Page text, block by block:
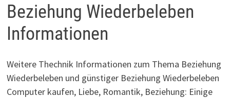
Beziehung Wiederbeleben
Informationen
Weitere Thechnik Informationen zum Thema Beziehung
Wiederbeleben und günstiger Beziehung Wiederbeleben
Computer kaufen, Liebe, Romantik, Beziehung: Einige